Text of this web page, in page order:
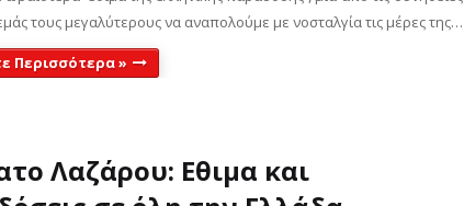
τους μεγαλύτερους να αναπολούμε με νοσταλγία τις μέρες της…
Περισσότερα »
Λαζάρου: Εθιμα και